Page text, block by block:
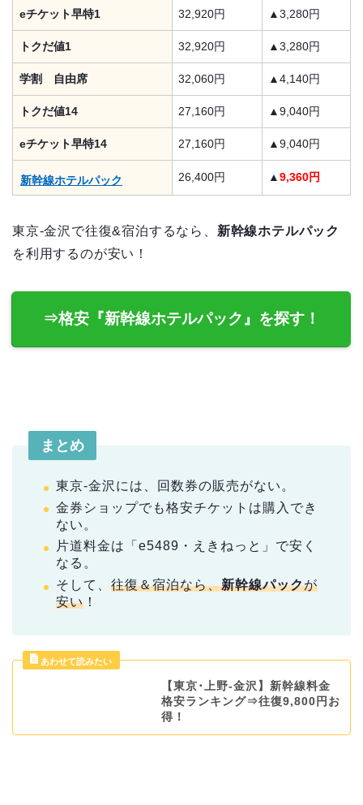
eチケット早特1 32,920円 ▲3,280円
トクだ値1 32,920円 ▲3,280円
学割 自由席 32,060円 ▲4,140円
トクだ値14 27,160円 ▲9,040円
eチケット早特14 27,160円 ▲9,040円
新幹線ホテルパック 26,400円 ▲9,360円
東京‐金沢で往復&宿泊するなら、 新幹線ホテルパック
を利用するのが安い！
⇒格安『新幹線ホテルパック』を探す！
まとめ
東京-金沢には、回数券の販売がない。
金券ショップでも格安チケットは購入でき
ない。
片道料金は「e5489・えきねっと」で安く
なる。
そして、 往復＆宿泊なら、新幹線パックが
安い ！
【東京･上野-金沢】新幹線料金
格安ランキング⇒往復9,800円お
得！